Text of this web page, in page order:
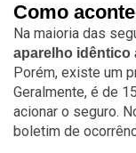
Como
Na maioria das
aparelho idêntico
Porém, existe um
Geralmente, é de
acionar o seguro.
boletim de